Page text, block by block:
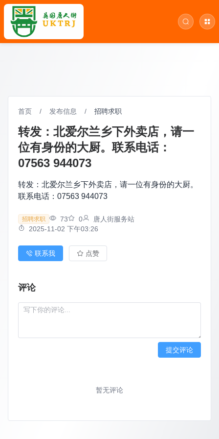
首页 / 发布信息 / 招聘求职
转发：北爱尔兰乡下外卖店，请一
位有身份的大厨。联系电话：
07563 944073
转发：北爱尔兰乡下外卖店，请一位有身份的大厨。
联系电话：07563 944073
招聘求职 73 0
唐人街服务站
2025-11-02 下午03:26
联系我 点赞
评论
提交评论
暂无评论